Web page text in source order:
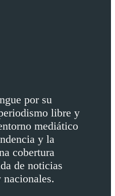
por su
libre y
mediático
y la
cobertura
de noticias